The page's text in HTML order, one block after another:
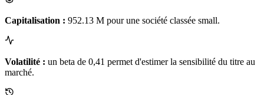
Capitalisation : 952.13 M pour une société classée small.
Volatilité : un beta de 0,41 permet d'estimer la sensibilité du titre au
marché.